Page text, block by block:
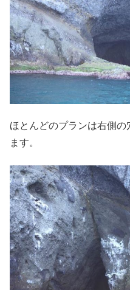
ほとんどのプランは右側
ます。